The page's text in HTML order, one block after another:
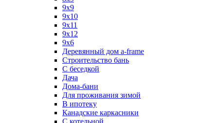
9x9
9х10
9х11
9х12
9х6
Деревянный дом a-frame
Строительство бань
С беседкой
Дача
Дома-бани
Для проживания зимой
В ипотеку
Канадские каркасники
С котельной